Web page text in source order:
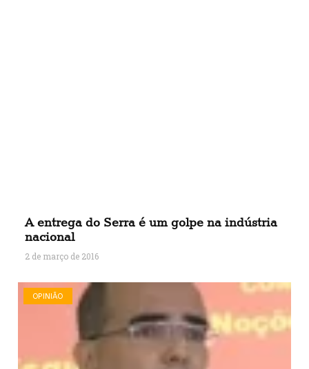
A entrega do Serra é um golpe na indústria
nacional
2 de março de 2016
OPINIÃO